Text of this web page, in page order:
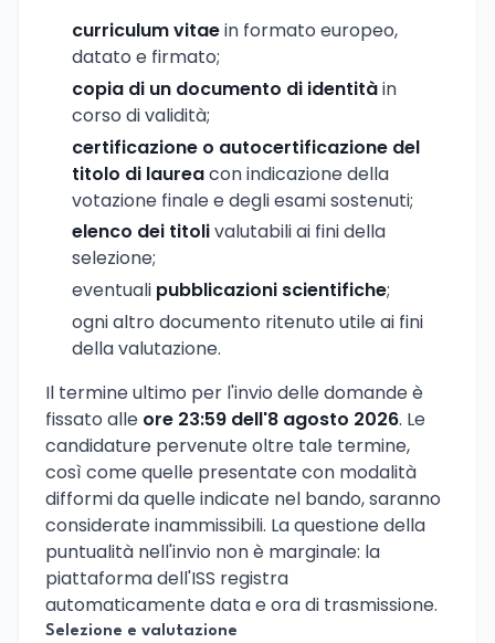
curriculum vitaein formato europeo,
datato e firmato;
copia di un documento di identitàin
corso di validità;
certificazione o autocertificazione del
titolo di laureacon indicazione della
votazione finale e degli esami sostenuti;
elenco dei titolivalutabili ai fini della
selezione;
eventuali pubblicazioni scientifiche;
ogni altro documento ritenuto utile ai fini
della valutazione.
Il termine ultimo per l'invio delle domande è
fissato alle ore 23:59 dell'8 agosto 2026. Le
candidature pervenute oltre tale termine,
così come quelle presentate con modalità
difformi da quelle indicate nel bando, saranno
considerate inammissibili. La questione della
puntualità nell'invio non è marginale: la
piattaforma dell'ISS registra
automaticamente data e ora di trasmissione.
Selezione e valutazione